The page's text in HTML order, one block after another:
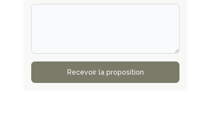
Recevoir la proposition